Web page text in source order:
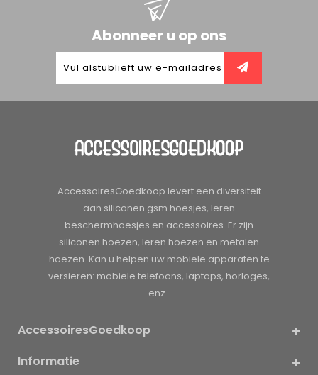
Abonneer u op ons
AccessoiresGoedkoop levert een diversiteit
aan siliconen gsm hoesjes, leren
beschermhoesjes en accessoires. Er zijn
siliconen hoezen, leren hoezen en metalen
hoezen. Kan u helpen uw mobiele apparaten te
versieren: mobiele telefoons, laptops, horloges,
enz..
AccessoiresGoedkoop
Informatie